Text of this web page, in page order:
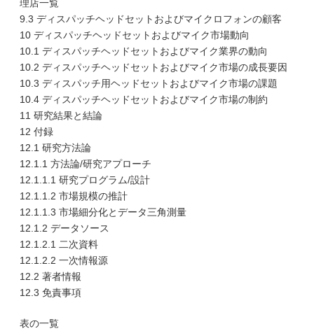
理店一覧
9.3 ディスパッチヘッドセットおよびマイクロフォンの顧客
10 ディスパッチヘッドセットおよびマイク市場動向
10.1 ディスパッチヘッドセットおよびマイク業界の動向
10.2 ディスパッチヘッドセットおよびマイク市場の成長要因
10.3 ディスパッチ用ヘッドセットおよびマイク市場の課題
10.4 ディスパッチヘッドセットおよびマイク市場の制約
11 研究結果と結論
12 付録
12.1 研究方法論
12.1.1 方法論/研究アプローチ
12.1.1.1 研究プログラム/設計
12.1.1.2 市場規模の推計
12.1.1.3 市場細分化とデータ三角測量
12.1.2 データソース
12.1.2.1 二次資料
12.1.2.2 一次情報源
12.2 著者情報
12.3 免責事項
表の一覧